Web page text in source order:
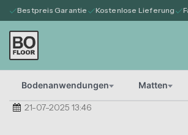
Bestpreis Garantie Kostenlose Lieferung
Bodenanwendungen Matten
21-07-2025 13:46